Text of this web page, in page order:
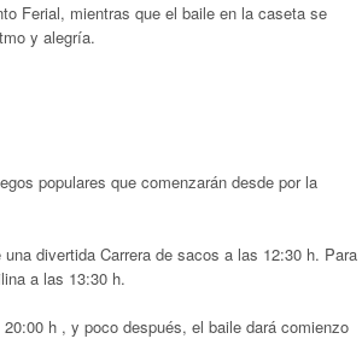
Ferial, mientras que el baile en la caseta se
y alegría.
populares que comenzarán desde por la
una divertida Carrera de sacos a las 12:30 h. Para
a las 13:30 h.
h , y poco después, el baile dará comienzo